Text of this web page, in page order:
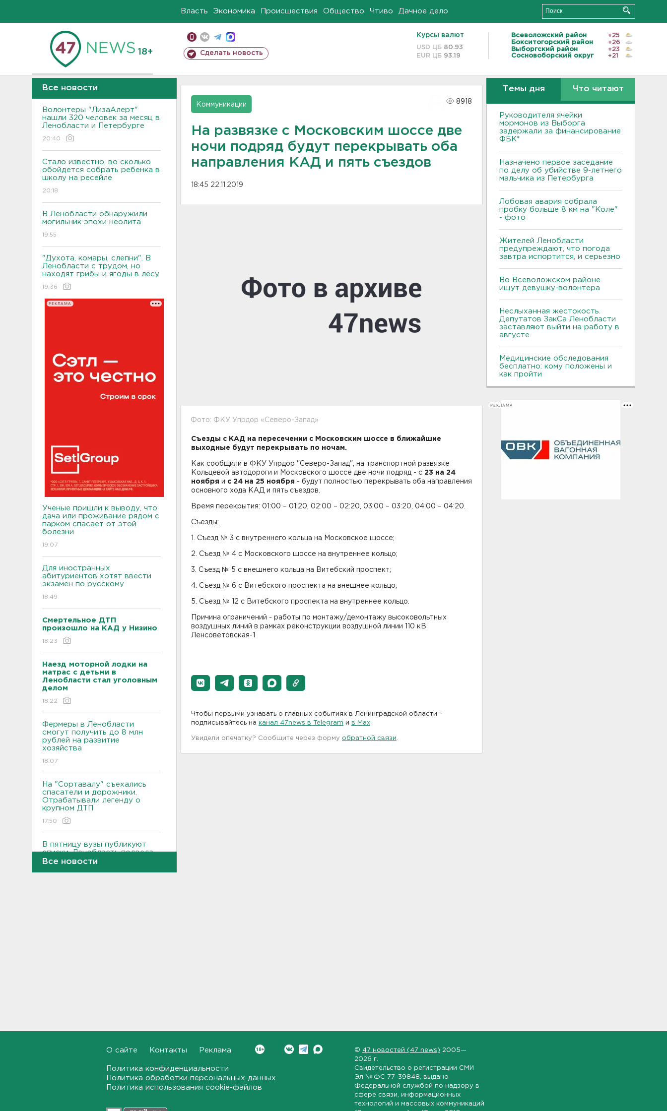
Власть Экономика Происшествия Общество Чтиво Дачное дело
18+ Сделать новость
Курсы валют
USD ЦБ 80.93
EUR ЦБ 93.19
Всеволожский район
+25
Бокситогорский район
+26
Выборгский район
+23
Сосновоборский округ
+21
Все новости
Волонтеры "ЛизаАлерт"
нашли 320 человек за месяц в
Ленобласти и Петербурге
20:40
Стало известно, во сколько
обойдется собрать ребенка в
школу на ресейле
20:18
В Ленобласти обнаружили
могильник эпохи неолита
19:55
"Духота, комары, слепни". В
Ленобласти с трудом, но
находят грибы и ягоды в лесу
19:36
РЕКЛАМА
Ученые пришли к выводу, что
дача или проживание рядом с
парком спасает от этой
болезни
19:07
Для иностранных
абитуриентов хотят ввести
экзамен по русскому
18:49
Смертельное ДТП
произошло на КАД у Низино
18:23
Наезд моторной лодки на
матрас с детьми в
Ленобласти стал уголовным
делом
18:22
Фермеры в Ленобласти
смогут получить до 8 млн
рублей на развитие
хозяйства
18:07
На "Сортавалу" съехались
спасатели и дорожники.
Отрабатывали легенду о
крупном ДТП
17:50
В пятницу вузы публикуют
списки. Ленобласть подвела
итоги приемной
летнего мальчика из
За неделю 1,3 тысячи
жителей Ленобласти и
Все новости
Коммуникации
8918
На развязке с Московским шоссе две
ночи подряд будут перекрывать оба
направления КАД и пять съездов
18:45 22.11.2019
Фото: ФКУ Упрдор «Северо-Запад»
Съезды с КАД на пересечении с Московским шоссе в ближайшие
выходные будут перекрывать по ночам.
Как сообщили в ФКУ Упрдор "Северо-Запад", на транспортной развязке
Кольцевой автодороги и Московского шоссе две ночи подряд - с 23 на 24
ноября и с 24 на 25 ноября - будут полностью перекрывать оба направления
основного хода КАД и пять съездов.
Время перекрытия: 01:00 – 01:20, 02:00 – 02:20, 03:00 – 03:20, 04:00 – 04:20.
Съезды:
1. Съезд № 3 с внутреннего кольца на Московское шоссе;
2. Съезд № 4 с Московского шоссе на внутреннее кольцо;
3. Съезд № 5 с внешнего кольца на Витебский проспект;
4. Съезд № 6 с Витебского проспекта на внешнее кольцо;
5. Съезд № 12 с Витебского проспекта на внутреннее кольцо.
Причина ограничений - работы по монтажу/демонтажу высоковольтных
воздушных линий в рамках реконструкции воздушной линии 110 кВ
Ленсоветовская-1
Чтобы первыми узнавать о главных событиях в Ленинградской области -
подписывайтесь на канал 47news в Telegram и в Maх
Увидели опечатку? Сообщите через форму обратной связи
Темы дня Что читают
Руководителя ячейки
мормонов из Выборга
задержали за финансирование
ФБК*
Назначено первое заседание
по делу об убийстве 9-летнего
мальчика из Петербурга
Лобовая авария собрала
пробку больше 8 км на "Коле"
- фото
Жителей Ленобласти
предупреждают, что погода
завтра испортится, и серьезно
Во Всеволожском районе
ищут девушку-волонтера
Неслыханная жестокость.
Депутатов ЗакСа Ленобласти
заставляют выйти на работу в
августе
Медицинские обследования
бесплатно: кому положены и
как пройти
РЕКЛАМА
О сайте Контакты Реклама
Политика конфиденциальности
Политика обработки персональных данных
Политика использования cookie-файлов
© 47 новостей (47 news) 2005—
2026 г.
Свидетельство о регистрации СМИ
Эл № ФС 77-39848 , выдано
Федеральной службой по надзору в
сфере связи, информационных
технологий и массовых коммуникаций